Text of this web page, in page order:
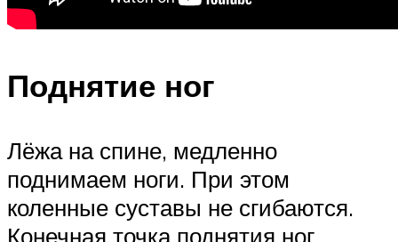
Поднятие ног
Лёжа на спине, медленно
поднимаем ноги. При этом
коленные суставы не сгибаются.
Конечная точка поднятия ног